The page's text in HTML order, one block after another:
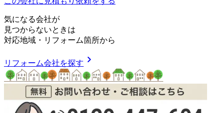
気になる会社が
見つからないときは
対応地域 ・ リフォーム箇所から
リフォーム会社を探す chevron_right